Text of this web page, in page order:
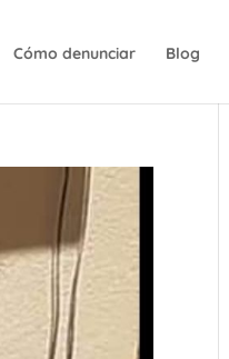
Cómo denunciar Blog